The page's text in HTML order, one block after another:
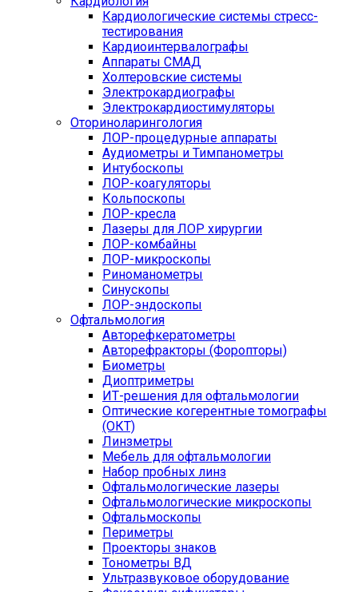
Кардиологические системы стресс-
тестирования
Кардиоинтервалографы
Аппараты СМАД
Холтеровские системы
Электрокардиографы
Электрокардиостимуляторы
Оториноларингология
ЛОР-процедурные аппараты
Аудиометры и Тимпанометры
Интубоскопы
ЛОР-коагуляторы
Кольпоскопы
ЛОР-кресла
Лазеры для ЛОР хирургии
ЛОР-комбайны
ЛОР-микроскопы
Риноманометры
Синускопы
ЛОР-эндоскопы
Офтальмология
Авторефкератометры
Авторефракторы (Форопторы)
Биометры
Диоптриметры
ИТ-решения для офтальмологии
Оптические когерентные томографы
(ОКТ)
Линзметры
Мебель для офтальмологии
Набор пробных линз
Офтальмологические лазеры
Офтальмологические микроскопы
Офтальмоскопы
Периметры
Проекторы знаков
Тонометры ВД
Ультразвуковое оборудование